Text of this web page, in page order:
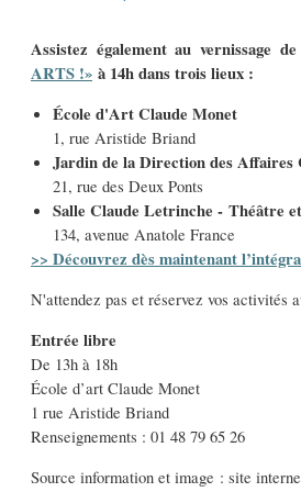
Assistez également au vernissage
ARTS !» à 14h dans trois lieux :
École d'Art Claude Monet
1, rue Aristide Briand
Jardin de la Direction des Affaires
21, rue des Deux Ponts
Salle Claude Letrinche - Théâtre
134, avenue Anatole France
>> Découvrez dès maintenant
N'attendez pas et réservez vos activités
Entrée libre
De 13h à 18h
École d’art Claude Monet
1 rue Aristide Briand
Renseignements : 01 48 79 65 26
Source information et image : site